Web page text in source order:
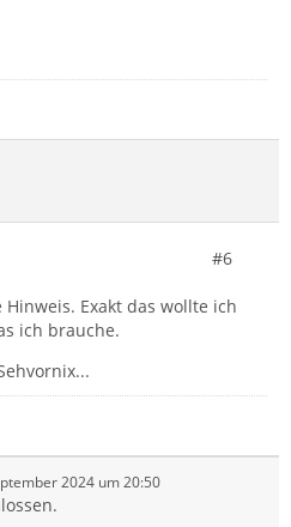
#6
Exakt das wollte ich
ich brauche.
2024 um 20:50